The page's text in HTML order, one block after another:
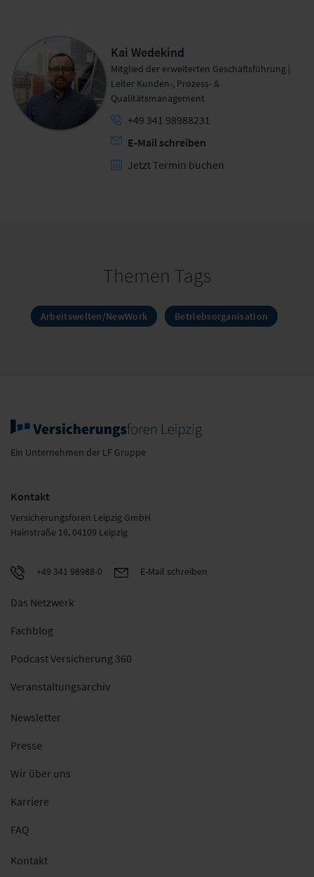
Kai Wedekind
Mitglied der erweiterten Geschäftsführung |
Leiter Kunden-, Prozess- &
Qualitätsmanagement
+49 341 98988231
E-Mail schreiben
Jetzt Termin buchen
Themen Tags
Arbeitswelten/NewWork Betriebsorganisation
Ein Unternehmen der LF Gruppe
Kontakt
Versicherungsforen Leipzig GmbH
Hainstraße 16, 04109 Leipzig
+49 341 98988-0 E-Mail schreiben
Das Netzwerk
Fachblog
Podcast Versicherung 360
Veranstaltungsarchiv
Newsletter
Presse
Wir über uns
Karriere
FAQ
Kontakt